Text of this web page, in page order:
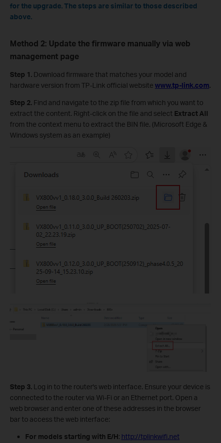
for the upgrade. The steps are similar to those described
above.
Method 2: Update the firmware manually via web
management page
Step 1. Download firmware that matches your model and
hardware version from TP-Link official website www.tp-link.com.
Step 2. Find and navigate to the zip file from which you want to
extract the content. Right-click on the file and select Extract All
from the context menu to extract the BIN file. (Microsoft Edge &
Windows system as an example)
Step 3. Log in to the router's web interface. Ensure your device is
connected to the router via Wi-Fi or an Ethernet port. Open a
web browser and enter one of these addresses in the browser
bar to access the web interface:
For models starting with E/H: http://tplinkwifi.net